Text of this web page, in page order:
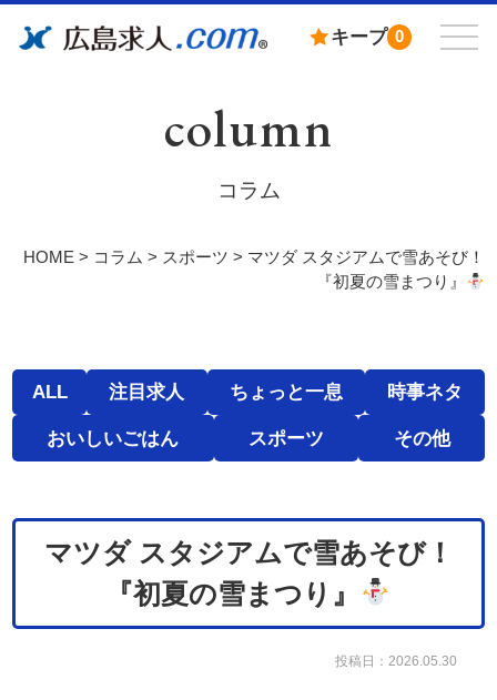
キープ 0
column
コラム
HOME> コラム > スポーツ > マツダ スタジアムで雪あそび！
『初夏の雪まつり』
ALL 注目求人 ちょっと一息 時事ネタ
おいしいごはん スポーツ その他
マツダ スタジアムで雪あそび！
『初夏の雪まつり』
投稿日：2026.05.30